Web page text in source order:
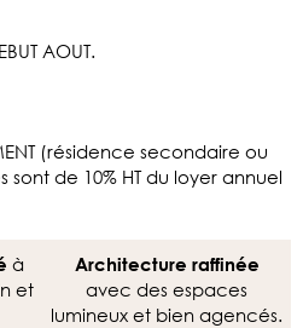
AOUT.
(résidence secondaire ou
de 10% HT du loyer annuel
à
et
Architecture raffinée
avec des espaces
lumineux et bien agencés.